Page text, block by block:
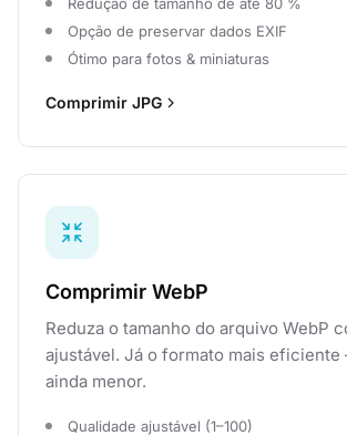
Opção de preservar dados EXIF
Ótimo para fotos & miniaturas
Comprimir JPG
Comprimir WebP
Reduza o tamanho do arquivo WebP
ajustável. Já o formato mais
ainda menor.
Qualidade ajustável (1–100)